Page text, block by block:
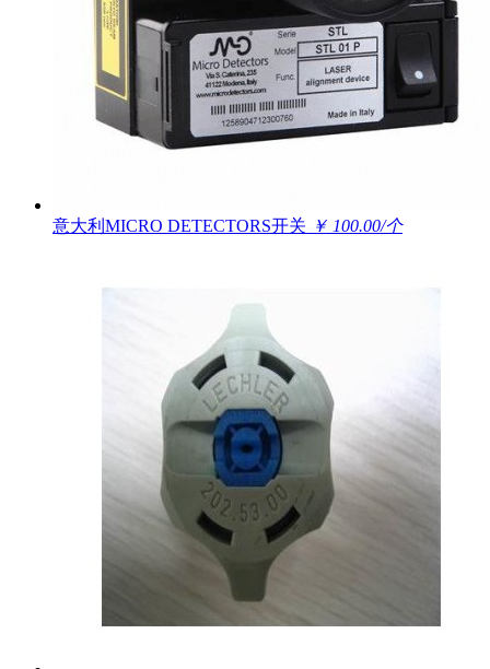
意大利MICRO DETECTORS开关 ￥ 100.00/个